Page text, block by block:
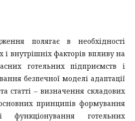
полягає в необхідності
і внутрішніх факторів впливу на
готельних підприємств і
безпечної моделі адаптації
статті – визначення складових
принципів формування
функціонування готельних